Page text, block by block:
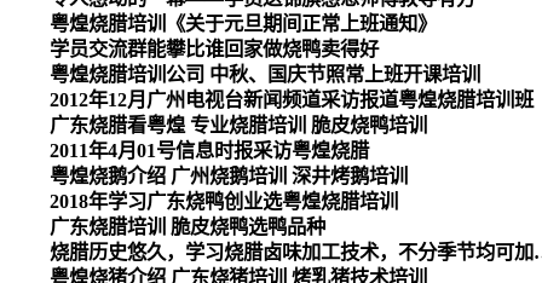
粤煌烧腊培训《关于元旦期间正常上班通知》
学员交流群能攀比谁回家做烧鸭卖得好
粤煌烧腊培训公司 中秋、国庆节照常上班开课培训
2012年12月广州电视台新闻频道采访报道粤煌烧腊培训班
广东烧腊看粤煌 专业烧腊培训 脆皮烧鸭培训
2011年4月01号信息时报采访粤煌烧腊
粤煌烧鹅介绍 广州烧鹅培训 深井烤鹅培训
2018年学习广东烧鸭创业选粤煌烧腊培训
广东烧腊培训 脆皮烧鸭选鸭品种
烧腊历史悠久，学习
粤煌烧猪介绍 广东烧猪培训 烤乳猪技术培训